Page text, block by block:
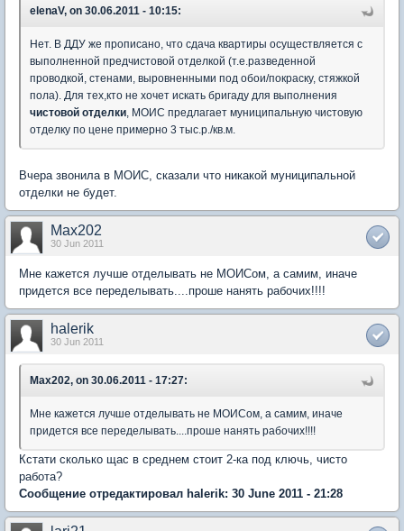
elenaV, on 30.06.2011 - 10:15:
Нет. В ДДУ же прописано, что сдача квартиры осуществляется с
выполненной предчистовой отделкой (т.е.разведенной
проводкой, стенами, выровненными под обои/покраску, стяжкой
пола). Для тех,кто не хочет искать бригаду для выполнения
чистовой отделки, МОИС предлагает муниципальную чистовую
отделку по цене примерно 3 тыс.р./кв.м.
Вчера звонила в МОИС, сказали что никакой муниципальной
отделки не будет.
Max202
30 Jun 2011
Мне кажется лучше отделывать не МОИСом, а самим, иначе
придется все переделывать....проше нанять рабочих!!!!
halerik
30 Jun 2011
Max202, on 30.06.2011 - 17:27:
Мне кажется лучше отделывать не МОИСом, а самим, иначе
придется все переделывать....проше нанять рабочих!!!!
Кстати сколько щас в среднем стоит 2-ка под ключь, чисто
работа?
Сообщение отредактировал halerik: 30 June 2011 - 21:28